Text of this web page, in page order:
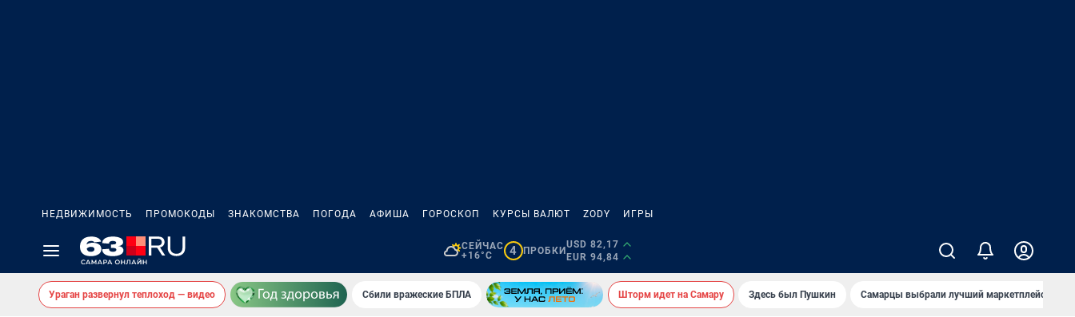
НЕДВИЖИМОСТЬ ПРОМОКОДЫ ЗНАКОМСТВА ПОГОДА АФИША ГОРОСКОП КУРСЫ ВАЛЮТ ZODY ИГРЫ
СЕЙЧАС
+16°C
4 ПРОБКИ
USD 82,17
EUR 94,84
Ураган развернул теплоход — видео Сбили вражеские БПЛА Шторм идет на Самару Здесь был Пушкин Самарцы выбрали лучший маркетплейс